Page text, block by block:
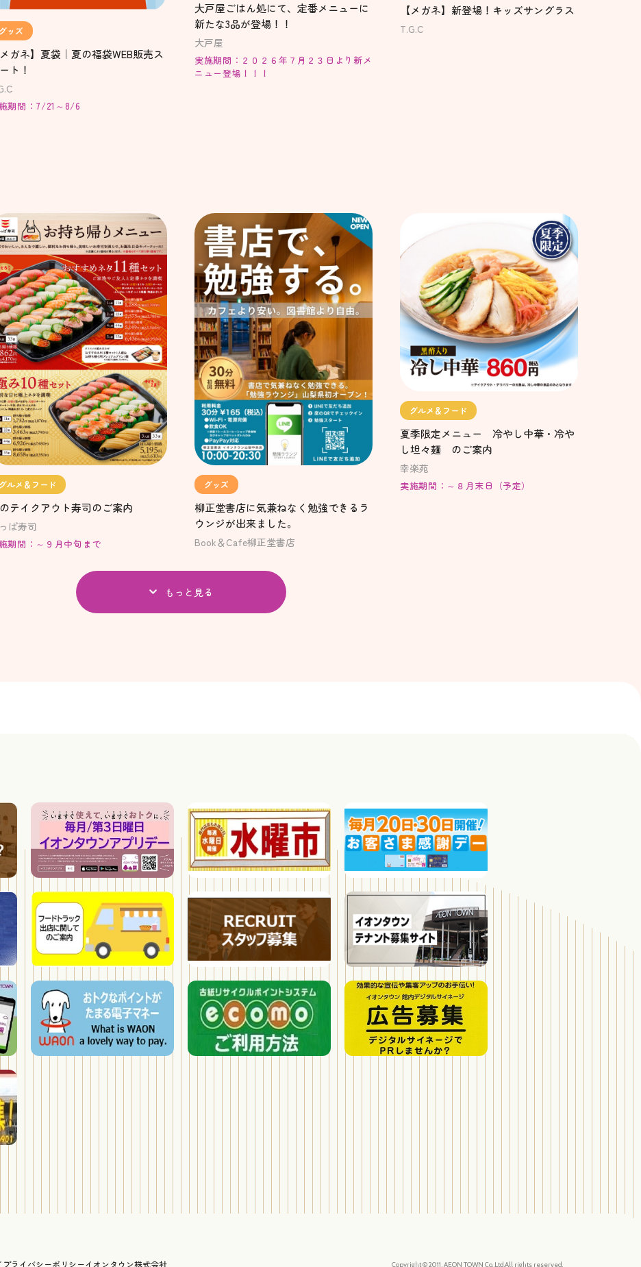
グッズ
メガネ】夏袋｜夏の福袋WEB販売ス
ト！
期間：7/21～8/6
大戸屋ごはん処にて、定番メニューに
新たな3品が登場！！
大戸屋
実施期間：２０２６年７月２３日より新メ
ニュー登場！！！
【メガネ】新登場！キッズサングラス
T.G.C
グルメ＆フード
テイクアウト寿司のご案内
ぱ寿司
期間：～９月中旬まで
グッズ
柳正堂書店に気兼ねなく勉強できるラ
ウンジが出来ました。
Book＆Cafe柳正堂書店
グルメ＆フード
夏季限定メニュー 冷やし中華・冷や
し坦々麺 のご案内
幸楽苑
実施期間：～８月末日（予定）
もっと見る
プライバシーポリシーイオンタウン株式会社 Copyright © 2011, AEON TOWN Co.,Ltd.All rights reserved.